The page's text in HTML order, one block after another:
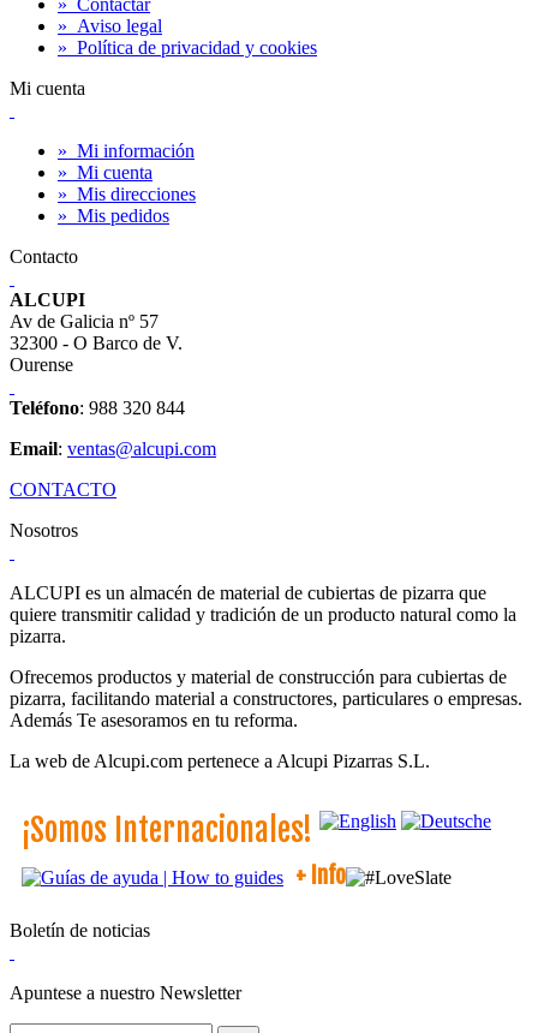
» Contactar
» Aviso legal
» Política de privacidad y cookies
Mi cuenta
» Mi información
» Mi cuenta
» Mis direcciones
» Mis pedidos
Contacto
ALCUPI
Av de Galicia nº 57
32300 - O Barco de V.
Ourense
Teléfono: 988 320 844
Email: ventas@alcupi.com
CONTACTO
Nosotros
ALCUPI es un almacén de material de cubiertas de pizarra que
quiere transmitir calidad y tradición de un producto natural como la
pizarra.
Ofrecemos productos y material de construcción para cubiertas de
pizarra, facilitando material a constructores, particulares o empresas.
Además Te asesoramos en tu reforma.
La web de Alcupi.com pertenece a Alcupi Pizarras S.L.
¡Somos Internacionales!
+ Info
Boletín de noticias
Apuntese a nuestro Newsletter